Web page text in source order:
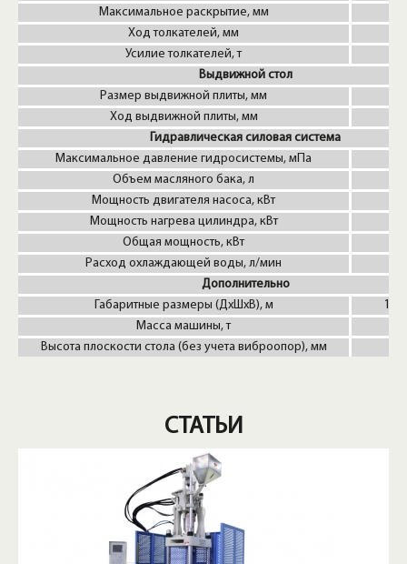
Максимальное раскрытие, мм
Ход толкателей, мм
Усилие толкателей, т
Выдвижной стол
Размер выдвижной плиты, мм
Ход выдвижной плиты, мм
Гидравлическая силовая система
Максимальное давление гидросистемы, мПа
Объем масляного бака, л
Мощность двигателя насоса, кВт
Мощность нагрева цилиндра, кВт
Общая мощность, кВт
Расход охлаждающей воды, л/мин
Дополнительно
Габаритные размеры (ДxШxВ), м
Масса машины, т
Высота плоскости стола (без учета виброопор), мм
СТАТЬИ